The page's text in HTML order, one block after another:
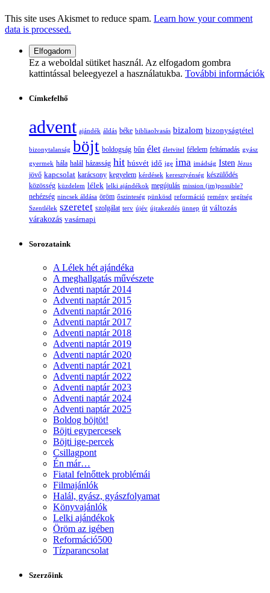
This site uses Akismet to reduce spam. Learn how your comment
data is processed.
Ez a weboldal sütiket használ. Az elfogadom gombra
kattintással beleegyezel a használatukba. További információk
Címkefelhő
advent ajándék áldás béke bibliaolvasás bizalom bizonyságtétel
bizonytalanság böjt boldogság bűn élet életvitel félelem feltámadás gyász
gyermek hála halál házasság hit húsvét idő ige ima imádság Isten Jézus
jövő kapcsolat karácsony kegyelem kérdések keresztyénség készülődés
közösség küzdelem lélek lelki ajándékok megújulás mission (im)possible?
nehézség nincsek áldása öröm őszinteség pünkösd reformáció remény segítség
Szentlélek szeretet szolgálat terv újév újrakezdés ünnep út változás
várakozás vasárnapi
Sorozataink
A Lélek hét ajándéka
A meghallgatás művészete
Adventi naptár 2014
Adventi naptár 2015
Adventi naptár 2016
Adventi naptár 2017
Adventi naptár 2018
Adventi naptár 2019
Adventi naptár 2020
Adventi naptár 2021
Adventi naptár 2022
Adventi naptár 2023
Adventi naptár 2024
Adventi naptár 2025
Boldog böjtöt!
Böjti egypercesek
Böjti ige-percek
Csillagpont
Én már…
Fiatal felnőttek problémái
Filmajánlók
Halál, gyász, gyászfolyamat
Könyvajánlók
Lelki ajándékok
Öröm az igében
Reformáció500
Tízparancsolat
Szerzőink